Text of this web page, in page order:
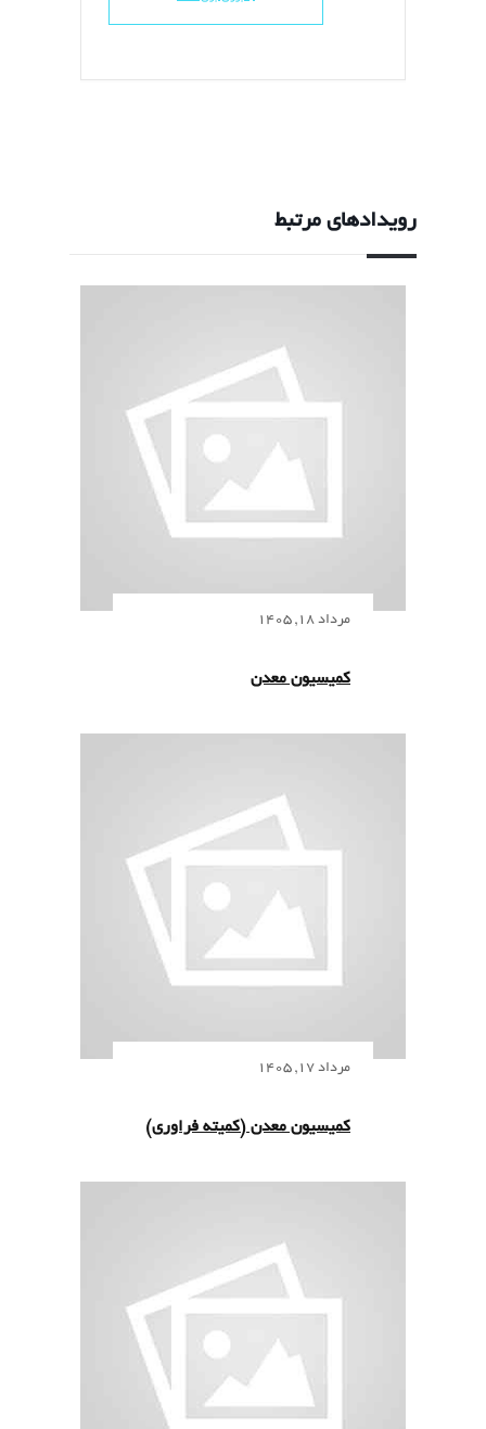
رویدادهای مرتبط
مرداد 18, 1405
کمیسیون معدن
مرداد 17, 1405
کمیسیون معدن (کمیته فراوری)